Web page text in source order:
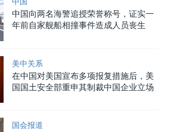
中国向两名海警追授荣誉称号，证实一
年前自家舰船相撞事件造成人员丧生
美中关系
在中国对美国宣布多项报复措施后，美
国国土安全部重申其制裁中国企业立场
国会报道